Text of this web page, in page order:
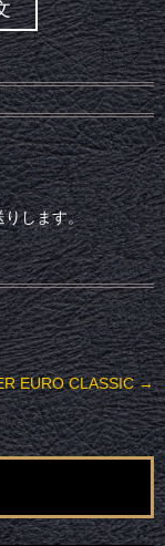
りします。
EURO CLASSIC→